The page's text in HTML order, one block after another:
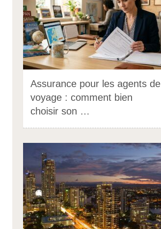
Assurance pour les agents de
voyage : comment bien
choisir son …